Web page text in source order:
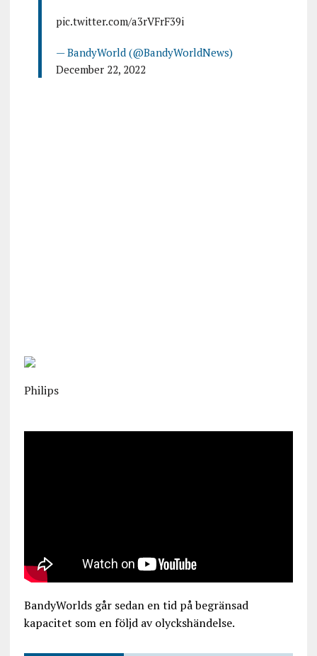
pic.twitter.com/a3rVFrF39i
— BandyWorld (@BandyWorldNews)
December 22, 2022
Philips
BandyWorlds går sedan en tid på begränsad
kapacitet som en följd av olyckshändelse.